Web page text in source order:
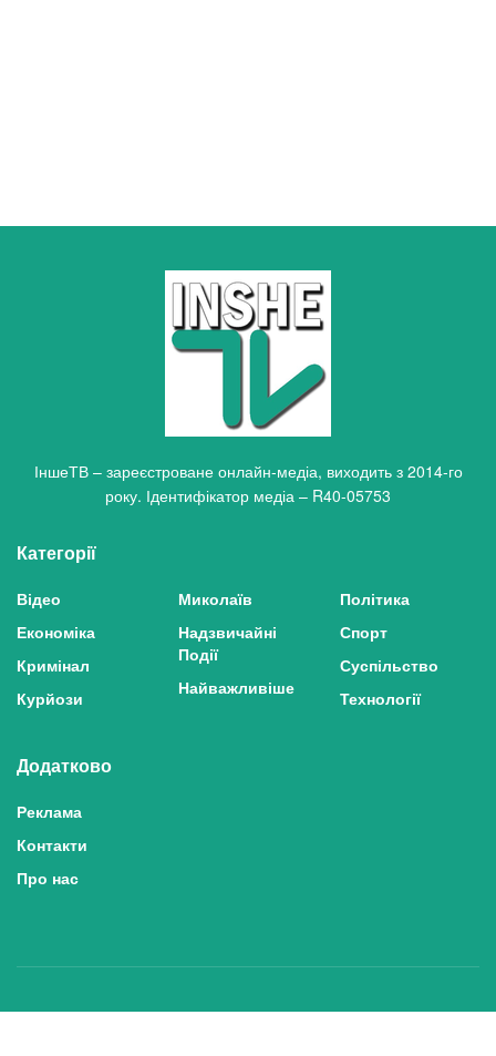
ІншеТВ – зареєстроване онлайн-медіа, виходить з 2014-го
року. Ідентифікатор медіа – R40-05753
Категорії
Відео
Економіка
Кримінал
Курйози
Миколаїв
Надзвичайні
Події
Найважливіше
Політика
Спорт
Суспільство
Технології
Додатково
Реклама
Контакти
Про нас
Політика конфіденційності та захисту персональних даних